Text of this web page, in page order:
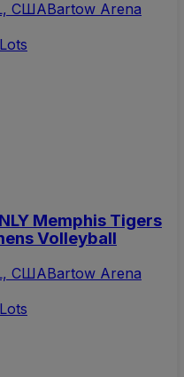
СШАBartow Arena
Memphis Tigers
Volleyball
СШАBartow Arena